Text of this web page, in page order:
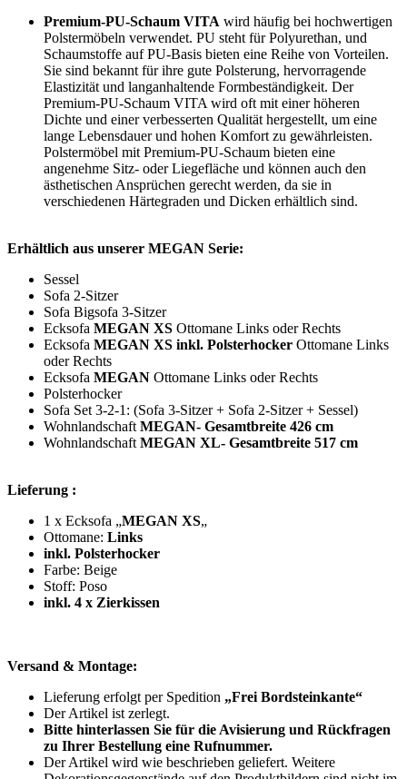
Premium-PU-Schaum VITA wird häufig bei hochwertigen
Polstermöbeln verwendet. PU steht für Polyurethan, und
Schaumstoffe auf PU-Basis bieten eine Reihe von Vorteilen.
Sie sind bekannt für ihre gute Polsterung, hervorragende
Elastizität und langanhaltende Formbeständigkeit. Der
Premium-PU-Schaum VITA wird oft mit einer höheren
Dichte und einer verbesserten Qualität hergestellt, um eine
lange Lebensdauer und hohen Komfort zu gewährleisten.
Polstermöbel mit Premium-PU-Schaum bieten eine
angenehme Sitz- oder Liegefläche und können auch den
ästhetischen Ansprüchen gerecht werden, da sie in
verschiedenen Härtegraden und Dicken erhältlich sind.
Erhältlich aus unserer MEGAN Serie:
Sessel
Sofa 2-Sitzer
Sofa Bigsofa 3-Sitzer
Ecksofa MEGAN XS Ottomane Links oder Rechts
Ecksofa MEGAN XS inkl. Polsterhocker Ottomane Links
oder Rechts
Ecksofa MEGAN Ottomane Links oder Rechts
Polsterhocker
Sofa Set 3-2-1: (Sofa 3-Sitzer + Sofa 2-Sitzer + Sessel)
Wohnlandschaft MEGAN- Gesamtbreite 426 cm
Wohnlandschaft MEGAN XL- Gesamtbreite 517 cm
Lieferung :
1 x Ecksofa „MEGAN XS„
Ottomane: Links
inkl. Polsterhocker
Farbe: Beige
Stoff: Poso
inkl. 4 x Zierkissen
Versand & Montage:
Lieferung erfolgt per Spedition „Frei Bordsteinkante“
Der Artikel ist zerlegt.
Bitte hinterlassen Sie für die Avisierung und Rückfragen
zu Ihrer Bestellung eine Rufnummer.
Der Artikel wird wie beschrieben geliefert. Weitere